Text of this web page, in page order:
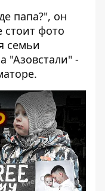
папа?", он
стоит фото
семьи
"Азовстали" -